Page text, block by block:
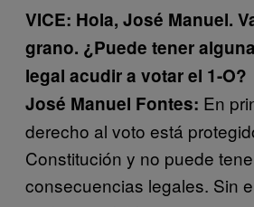
VICE: Hola, José Manuel.
grano. ¿Puede tener
legal acudir a votar el 1-O?
José Manuel Fontes: En
derecho al voto está
Constitución y no puede
consecuencias legales. Sin